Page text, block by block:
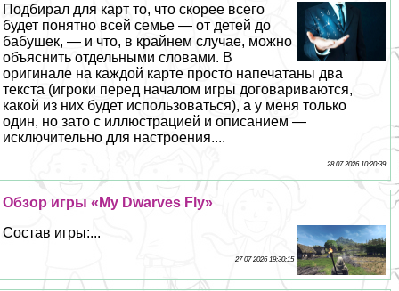
Подбирал для карт то, что скорее всего
будет понятно всей семье — от детей до
бабушек, — и что, в крайнем случае, можно
объяснить отдельными словами. В
оригинале на каждой карте просто напечатаны два
текста (игроки перед началом игры договариваются,
какой из них будет использоваться), а у меня только
один, но зато с иллюстрацией и описанием —
исключительно для настроения....
28 07 2026 10:20:39
Обзор игры «My Dwarves Fly»
Состав игры:...
27 07 2026 19:30:15